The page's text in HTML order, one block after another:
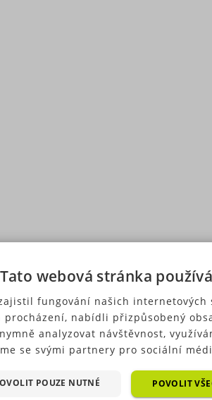
Tato webová stránka
fungování našich internetových
procházení, nabídli přizpůsobený
analyzovat návštěvnost,
se svými partnery pro sociální
soubory) můžeme využívat
POVOLIT
POUZE NUTNÉ